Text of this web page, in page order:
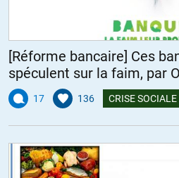
[Réforme bancaire] Ces
spéculent sur la faim, par
17 136 CRISE SOCIALE